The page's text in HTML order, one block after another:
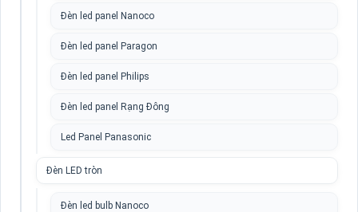
Đèn led panel Nanoco
Đèn led panel Paragon
Đèn led panel Philips
Đèn led panel Rạng Đông
Led Panel Panasonic
Đèn LED tròn
Đèn led bulb Nanoco